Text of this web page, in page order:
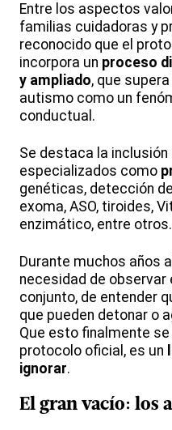
Entre los aspectos
familias cuidadoras y
reconocido que el
incorpora un proceso
y ampliado, que
autismo como un
conductual.
Se destaca la
especializados como
genéticas, detección
exoma, ASO, tiroides,
enzimático, entre otros.
Durante muchos años
necesidad de observar
conjunto, de entender
que pueden detonar o
Que esto finalmente se
protocolo oficial, es un
ignorar.
El gran vacío: los